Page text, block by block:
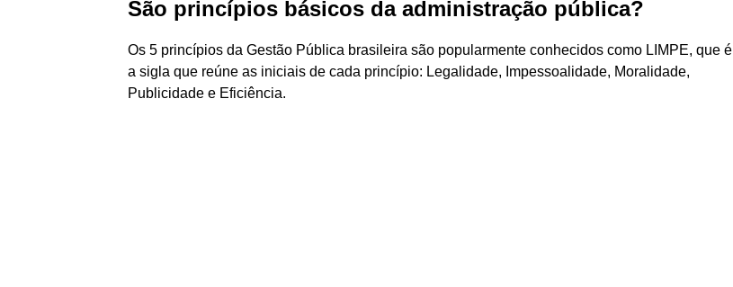
São princípios básicos da administração pública?
Os 5 princípios da Gestão Pública brasileira são popularmente conhecidos como LIMPE, que é
a sigla que reúne as iniciais de cada princípio: Legalidade, Impessoalidade, Moralidade,
Publicidade e Eficiência.